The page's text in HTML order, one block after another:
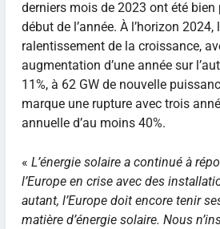
derniers mois de 2023 ont été
début de l’année. À l’horizon
ralentissement de la croissance,
augmentation d’une année sur
11%, à 62 GW de nouvelle
marque une rupture avec trois
annuelle d’au moins 40%.
« L’énergie solaire a continué à
l’Europe en crise avec des
autant, l’Europe doit encore tenir
matière d’énergie solaire. Nous